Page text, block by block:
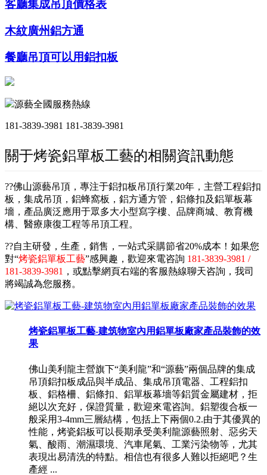
客廳集成吊頂價格表
木紋廣州鋁方通
餐廳吊頂可以用鋁扣板
源藝全國服務熱線
181-3839-3981 181-3839-3981
關于烤瓷鋁單板工藝的相關資訊動態
??佛山源藝吊頂，專注于鋁扣板吊頂行業20年，主營工程鋁扣
板，集成吊頂，鋁蜂窩板，鋁方通方管，鋁條扣及鋁單板幕
墻，產品廣泛應用于眾多大小型寫字樓、品牌商城、教育機
構、醫療康復工程等吊頂工程。
??自主研發，生產，銷售，一站式采購節省20%成本！如果您
對“烤瓷鋁單板工藝”感興趣，歡迎來電咨詢 181-3839-3981 /
181-3839-3981 ，或點擊網頁右端的客服熱線聊天咨詢，我司
將竭誠為您服務。
烤瓷鋁單板工藝-建筑物室內用鋁單板廠家產品裝飾的效
果
佛山美利龍主營旗下“美利龍”和“源藝”兩個品牌的集成
吊頂鋁扣板成品與半成品、集成吊頂電器、工程鋁扣
板、鋁格柵、鋁條扣、鋁單板幕墻等鋁質金屬建材，拒
絕以次充好，保證質量，歡迎來電咨詢。鋁塑復合板一
般采用3-4mm三層結構，包括上下兩個0.2.由于其優異的
性能，烤瓷鋁板可以長期承受美利龍源藝照射、惡劣天
氣、酸雨、潮濕環境、汽車尾氣、工業污染物等，尤其
表現出易清洗的特點。相信也有很多人難以拒絕吧？生
產經 ...